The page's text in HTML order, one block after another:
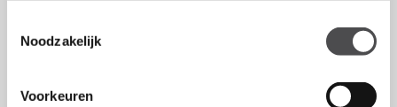
Noodzakelijk
Voorkeuren